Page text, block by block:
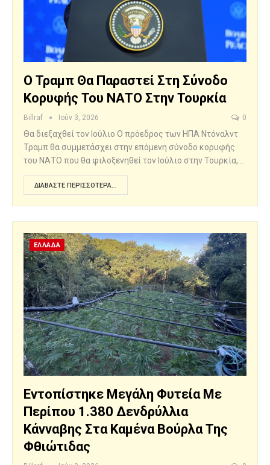
Ο Τραμπ Θα Παραστεί Στη Σύνοδο
Κορυφής Του ΝΑΤΟ Στην Τουρκία
Billraf Ιούν 3, 2026 0
Θα διεξαχθεί τον Ιούλιο Ο πρόεδρος των ΗΠΑ Ντόναλντ
Τραμπ θα συμμετάσχει στην επόμενη σύνοδο κορυφής
του ΝΑΤΟ που θα φιλοξενηθεί τον Ιούλιο στην Τουρκία,…
ΔΙΑΒΆΣΤΕ ΠΕΡΙΣΣΌΤΕΡΑ...
ΕΛΛΑΔΑ
Εντοπίστηκε Μεγάλη Φυτεία Με
Περίπου 1.380 Δενδρύλλια
Κάνναβης Στα Καμένα Βούρλα Της
Φθιώτιδας